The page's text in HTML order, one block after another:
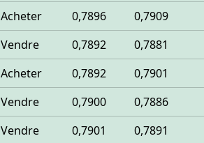
Acheter 0,7896 0,7909
Vendre 0,7892 0,7881
Acheter 0,7892 0,7901
Vendre 0,7900 0,7886
Vendre 0,7901 0,7891